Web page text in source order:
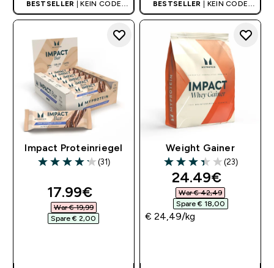
BESTSELLER | KEIN CODE
BENÖTIGT
BESTSELLER | KEIN CODE
BENÖTIGT
Impact Proteinriegel
4.19 out of 5 stars
(31)
discounted price
17.99€‎
War € 19,99‎
Spare € 2,00‎
Weight Gainer
3.39 out of 5 stars
(23)
discounted
24.49€‎
War € 42,49‎
Spare € 18,00‎
€ 24,49‎/kg